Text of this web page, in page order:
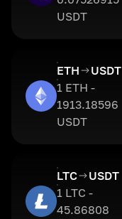
USDT
ETH
USDT
1 ETH -
1913.18596
USDT
LTC
USDT
1 LTC -
45.86808